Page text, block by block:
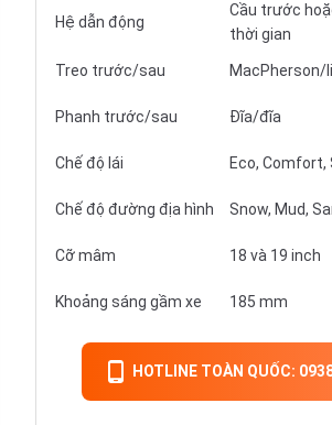
Hệ dẫn động
Cầu trước
thời gian
Treo trước/sau MacPherson/
Phanh trước/sau Đĩa/đĩa
Chế độ lái Eco,
Chế độ đường địa hình Snow, Mud,
Cỡ mâm 18 và 19 inch
Khoảng sáng gầm xe 185 mm
HOTLINE TOÀN QUỐC: